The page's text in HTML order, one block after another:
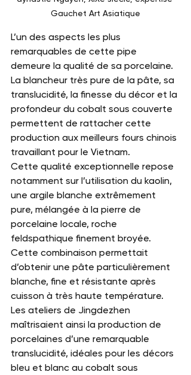
Gauchet Art Asiatique
L’un des aspects les plus
remarquables de cette pipe
demeure la qualité de sa porcelaine.
La blancheur très pure de la pâte, sa
translucidité, la finesse du décor et la
profondeur du cobalt sous couverte
permettent de rattacher cette
production aux meilleurs fours chinois
travaillant pour le Vietnam.
Cette qualité exceptionnelle repose
notamment sur l’utilisation du kaolin,
une argile blanche extrêmement
pure, mélangée à la pierre de
porcelaine locale, roche
feldspathique finement broyée.
Cette combinaison permettait
d’obtenir une pâte particulièrement
blanche, fine et résistante après
cuisson à très haute température.
Les ateliers de Jingdezhen
maîtrisaient ainsi la production de
porcelaines d’une remarquable
translucidité, idéales pour les décors
bleu et blanc au cobalt sous